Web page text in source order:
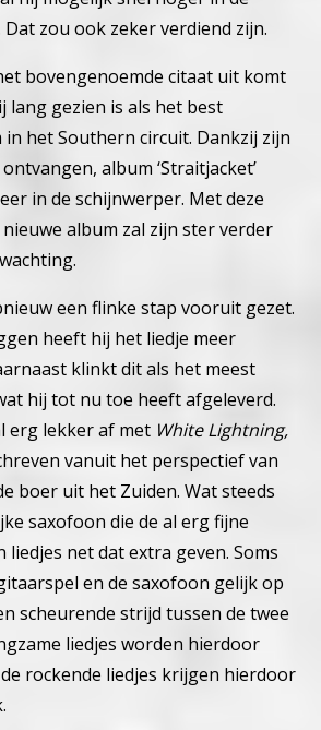
zou ook zeker verdiend zijn.
bovengenoemde citaat uit komt
lang gezien is als het best
in het Southern circuit. Dankzij zijn
album ‘Straitjacket’
in de schijnwerper. Met deze
album zal zijn ster verder
een flinke stap vooruit gezet.
heeft hij het liedje meer
klinkt dit als het meest
hij tot nu toe heeft afgeleverd.
erg lekker af met White Lightning,
vanuit het perspectief van
boer uit het Zuiden. Wat steeds
saxofoon die de al erg fijne
net dat extra geven. Soms
en de saxofoon gelijk op
scheurende strijd tussen de twee
liedjes worden hierdoor
rockende liedjes krijgen hierdoor